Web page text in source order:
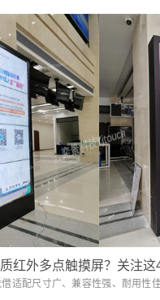
红外多点触摸屏？关注这
适配尺寸广、兼容性强、耐用性